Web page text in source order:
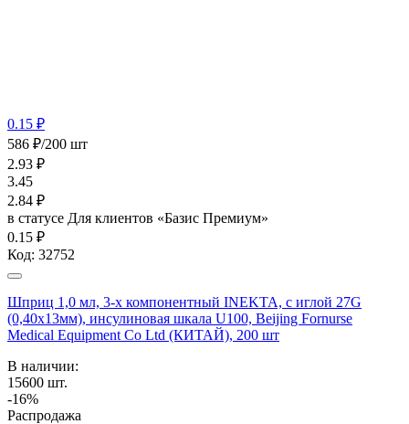
0.15 ₽
586 ₽/200 шт
2.93 ₽
3.45
2.84 ₽
в статусе Для клиентов «Базис Премиум»
0.15 ₽
Код: 32752
Шприц 1,0 мл, 3-х компонентный INEKTA, с иглой 27G
(0,40х13мм), инсулиновая шкала U100, Beijing Fornurse
Medical Equipment Co Ltd (КИТАЙ), 200 шт
В наличии:
15600 шт.
-16%
Распродажа